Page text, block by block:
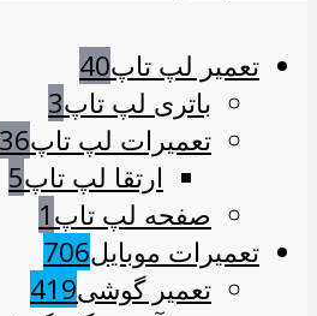
تعمیر لپ تاپ40
باتری لپ تاپ3
تعمیرات لپ تاپ36
ارتقا لپ تاپ5
صفحه لپ تاپ1
تعمیرات موبایل706
تعمیر گوشی419